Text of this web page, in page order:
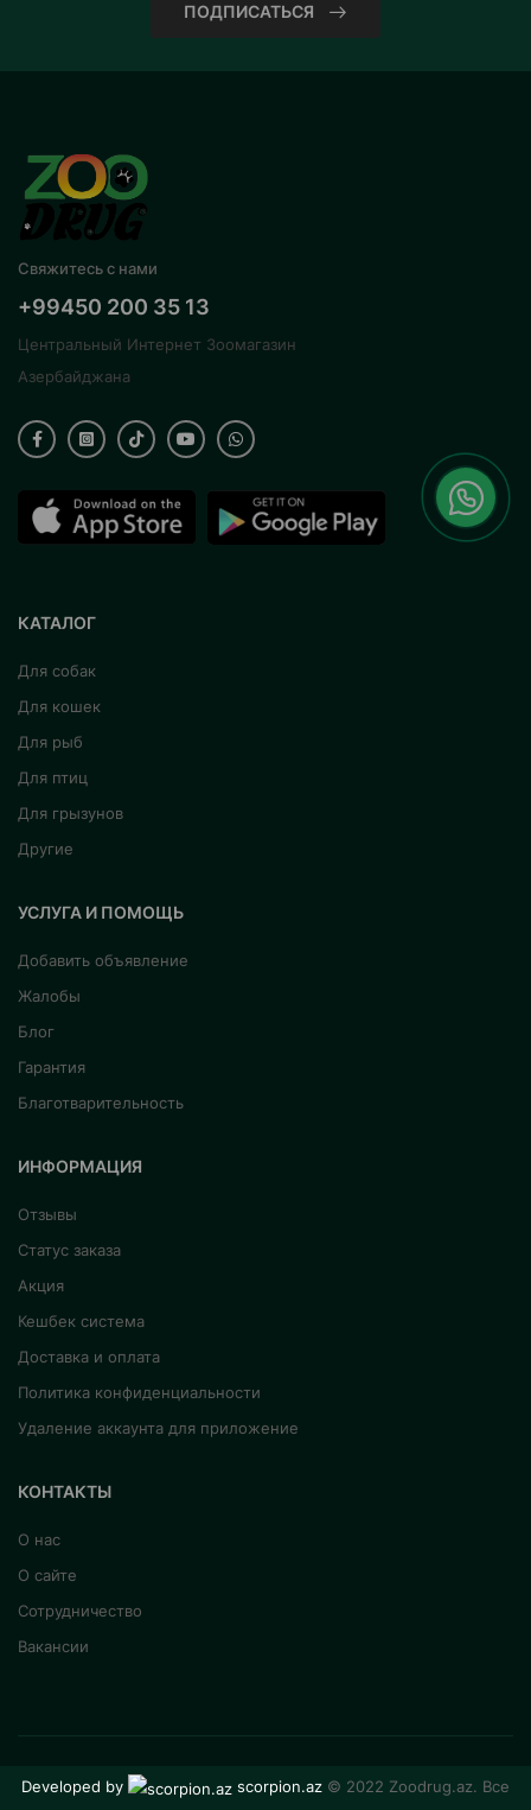
ПОДПИСАТЬСЯ
Свяжитесь с нами
+99450 200 35 13
Центральный Интернет Зоомагазин
Азербайджана
КАТАЛОГ
Для собак
Для кошек
Для рыб
Для птиц
Для грызунов
Другие
УСЛУГА И ПОМОЩЬ
Добавить объявление
Жалобы
Блог
Гарантия
Благотварительность
ИНФОРМАЦИЯ
Отзывы
Статус заказа
Акция
Кешбек система
Доставка и оплата
Политика конфиденциальности
Удаление аккаунта для приложение
КОНТАКТЫ
О нас
О сайте
Сотрудничество
Вакансии
Developed by scorpion.az © 2022 Zoodrug.az. Все